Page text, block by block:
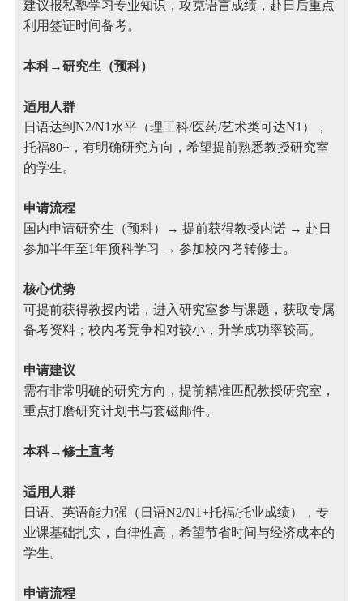
建议报私塾学习专业知识，攻克语言成绩，赴日后重点
利用签证时间备考。
本科→研究生（预科）
适用人群
日语达到N2/N1水平（理工科/医药/艺术类可达N1），
托福80+，有明确研究方向，希望提前熟悉教授研究室
的学生。
申请流程
国内申请研究生（预科）→ 提前获得教授内诺 → 赴日
参加半年至1年预科学习 → 参加校内考转修士。
核心优势
可提前获得教授内诺，进入研究室参与课题，获取专属
备考资料；校内考竞争相对较小，升学成功率较高。
申请建议
需有非常明确的研究方向，提前精准匹配教授研究室，
重点打磨研究计划书与套磁邮件。
本科→修士直考
适用人群
日语、英语能力强（日语N2/N1+托福/托业成绩），专
业课基础扎实，自律性高，希望节省时间与经济成本的
学生。
申请流程